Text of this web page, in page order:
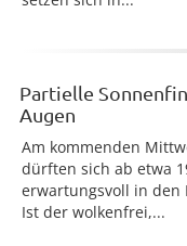
Partielle
Augen
Am kommenden
dürften sich ab etwa
erwartungsvoll in den
Ist der wolkenfrei,...